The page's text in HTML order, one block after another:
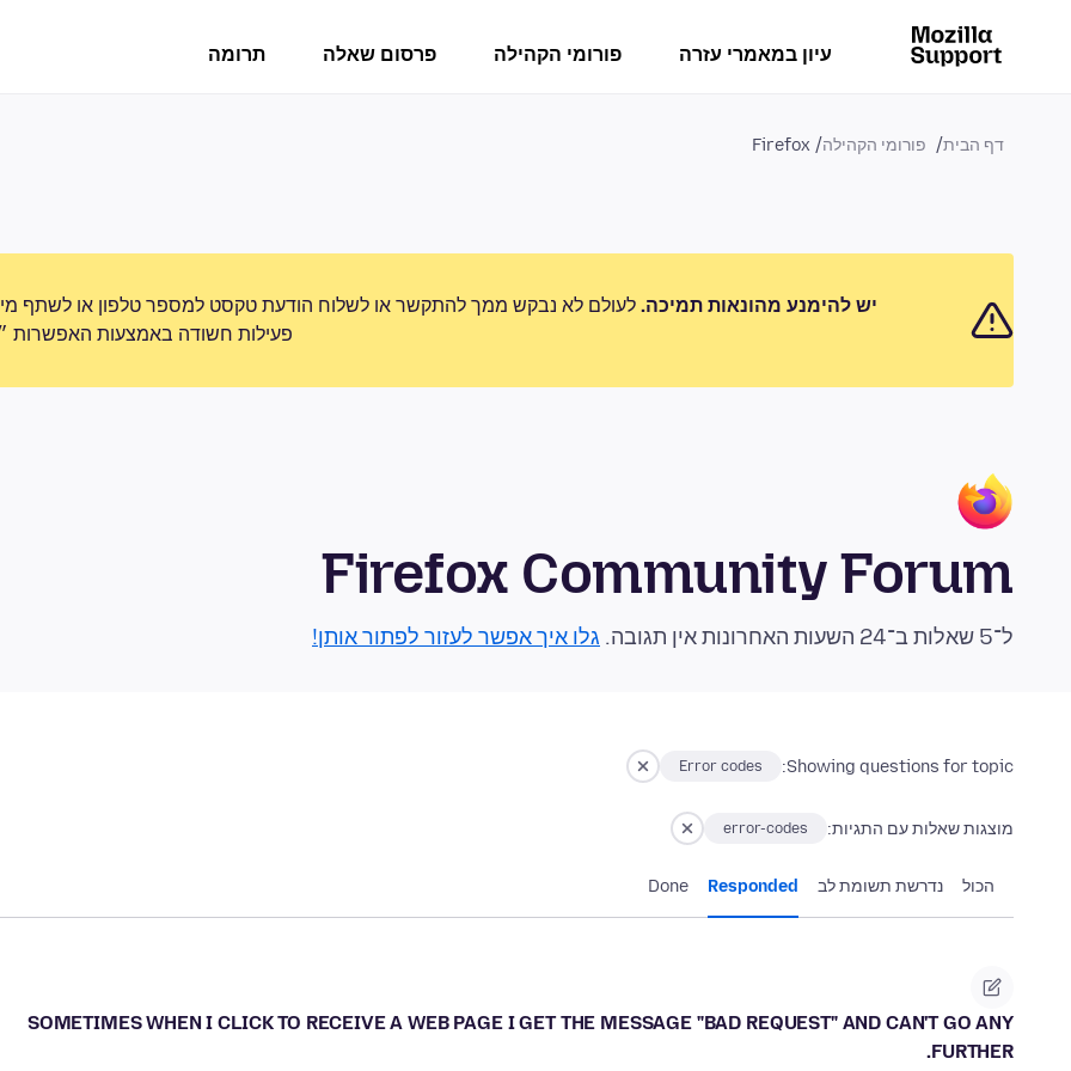
עיון במאמרי עזרה פורומי הקהילה פרסום שאלה תרומה
דף הבית פורומי הקהילה Firefox
יש להימנע מהונאות תמיכה. לעולם לא נבקש ממך להתקשר או לשלוח הודעת טקסט למספר טלפון או לשתף
פעילות חשודה באמצעות האפשרות
Firefox Community Forum
ל־5 שאלות ב־24 השעות האחרונות אין תגובה. גלו איך אפשר לעזור לפתור אותן!
Showing questions for topic:
Error codes
מוצגות שאלות עם התגיות: error-codes
הכול נדרשת תשומת לב Responded
Done
SOMETIMES WHEN I CLICK TO RECEIVE A WEB PAGE I GET THE MESSAGE "BAD REQUEST" AND CAN'T GO ANY
FURTHER.